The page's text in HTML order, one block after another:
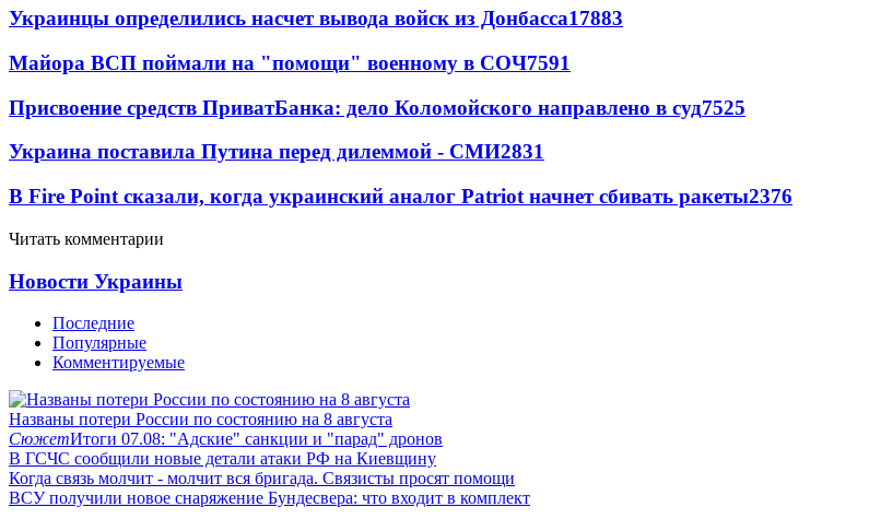
Украинцы определились насчет вывода войск из Донбасса17883
Майора ВСП поймали на "помощи" военному в СОЧ7591
Присвоение средств ПриватБанка: дело Коломойского направлено в суд7525
Украина поставила Путина перед дилеммой - СМИ2831
В Fire Point сказали, когда украинский аналог Patriot начнет сбивать ракеты2376
Читать комментарии
Новости Украины
Последние
Популярные
Комментируемые
Названы потери России по состоянию на 8 августа
СюжетИтоги 07.08: "Адские" санкции и "парад" дронов
В ГСЧС сообщили новые детали атаки РФ на Киевщину
Когда связь молчит - молчит вся бригада. Связисты просят помощи
ВСУ получили новое снаряжение Бундесвера: что входит в комплект